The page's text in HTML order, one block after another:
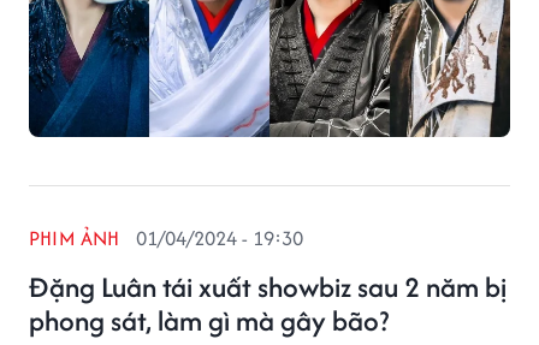
Đặng Luân tái xuất showbiz sau 2 năm bị
phong sát, làm gì mà gây bão?
PHIM ẢNH 01/04/2024 - 19:30